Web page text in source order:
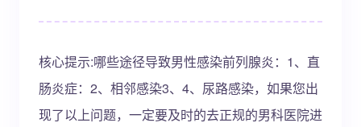
核心提示:哪些途径导致男性感染前列腺炎：1、直
肠炎症：2、相邻感染3、4、尿路感染，如果您出
现了以上问题，一定要及时的去正规的男科医院进